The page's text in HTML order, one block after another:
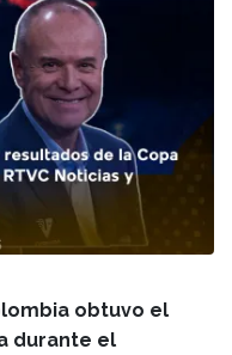
obtuvo el
durante el